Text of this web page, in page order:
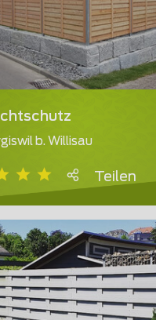
b. Willisau
Teilen